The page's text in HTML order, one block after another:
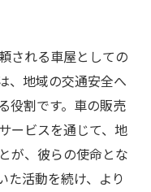
される車屋としての
、地域の交通安全へ
役割です。車の販売
ービスを通じて、地
が、彼らの使命とな
た活動を続け、より